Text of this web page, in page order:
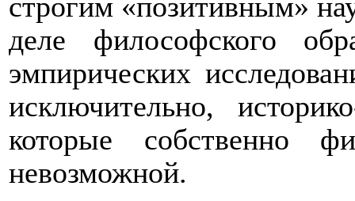
деле философского
эмпирических
исключительно,
которые собственно
невозможной.